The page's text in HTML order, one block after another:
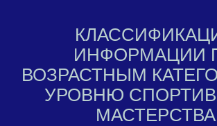
ИНФОРМАЦИИ
ВОЗРАСТНЫМ
УРОВНЮ
МАСТЕРСТВА